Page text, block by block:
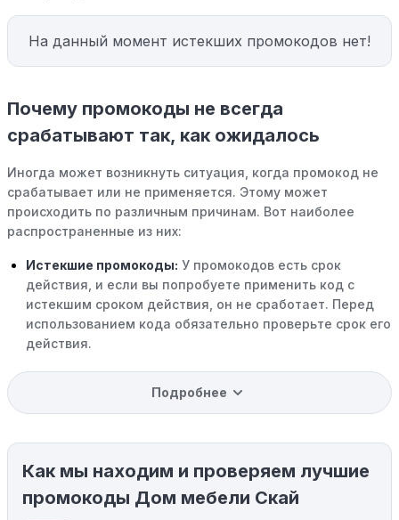
На данный момент истекших промокодов нет!
Почему промокоды не всегда
срабатывают так, как ожидалось
Иногда может возникнуть ситуация, когда промокод не
срабатывает или не применяется. Этому может
происходить по различным причинам. Вот наиболее
распространенные из них:
Истекшие промокоды: У промокодов есть срок
действия, и если вы попробуете применить код с
истекшим сроком действия, он не сработает. Перед
использованием кода обязательно проверьте срок его
действия.
Уже со скидкой:В некоторых случаях интересующий
вас товар может быть уже со скидкой. Некоторые
магазины предлагают скидки и акции напрямую, без
Ограничения на использование промокода:
Некоторые промокоды распространяются только на
определенные товары, бренды или категории. Если вы
Подробнее
Как мы находим и проверяем лучшие
промокоды Дом мебели Скай